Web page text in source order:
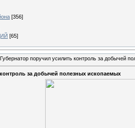
[356]
[65]
поручил усилить контроль за добычей
за добычей полезных ископаемых